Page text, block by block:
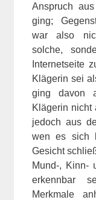
Anspruch aus
ging;
war also
solche,
Internetseite
Klägerin sei
ging davon
Klägerin nicht
jedoch aus
wen es sich
Gesicht
Mund-, Kinn-
erkennbar
Merkmale